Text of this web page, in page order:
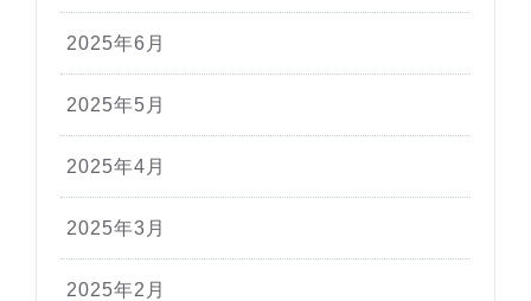
2025年6月
2025年5月
2025年4月
2025年3月
2025年2月